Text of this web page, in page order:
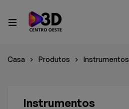
Casa Produtos Instrumentos
Instrumentos